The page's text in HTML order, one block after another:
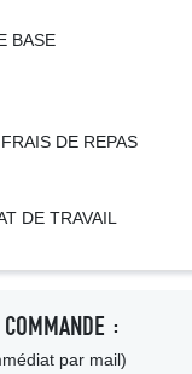
BASE
DE REPAS
DE TRAVAIL
:
par mail)